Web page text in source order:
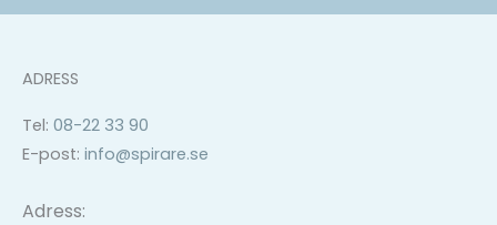
ADRESS
Tel: 08-22 33 90
E-post: info@spirare.se
Adress: